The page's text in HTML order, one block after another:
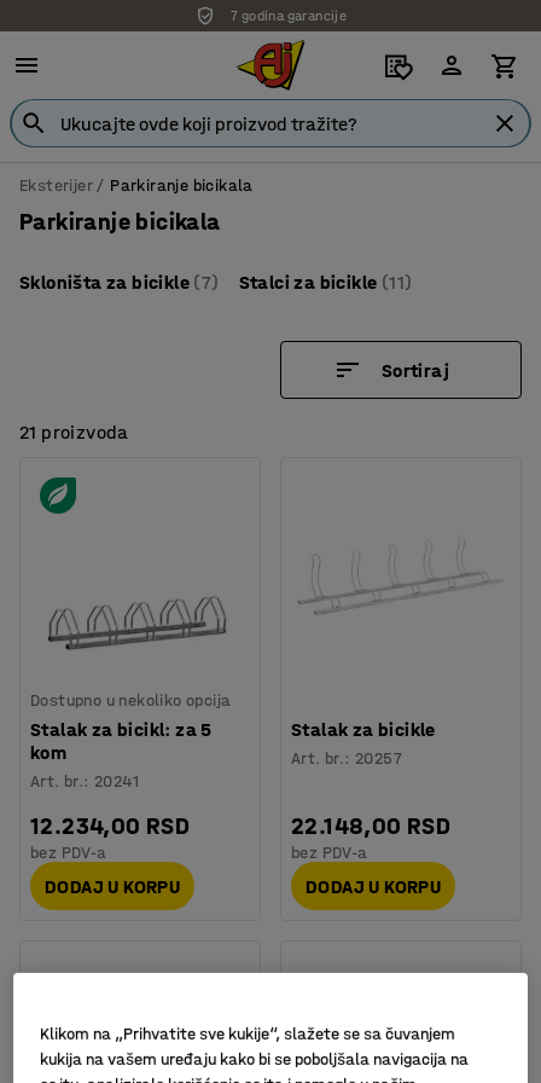
7 godina garancije
Eksterijer Parkiranje bicikala
Parkiranje bicikala
Skloništa za bicikle (7) Stalci za bicikle (11)
Sortiraj
21 proizvoda
Dostupno u nekoliko opcija
Stalak za bicikl: za 5
kom
Art. br.: 20241
12.234,00 RSD
bez PDV-a
DODAJ U KORPU
Stalak za bicikle
Art. br.: 20257
22.148,00 RSD
bez PDV-a
DODAJ U KORPU
Klikom na „Prihvatite sve kukije“, slažete se sa čuvanjem
kukija na vašem uređaju kako bi se poboljšala navigacija na